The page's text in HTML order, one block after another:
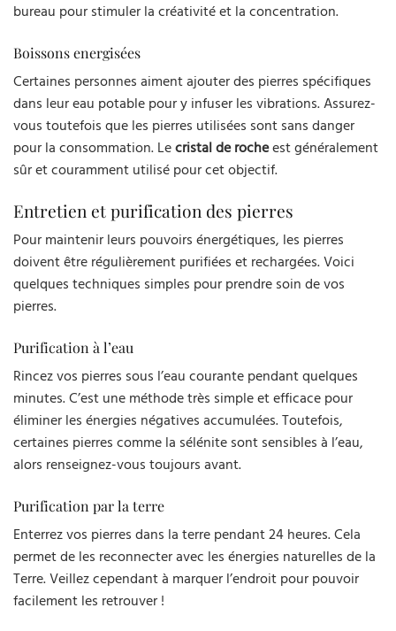
bureau pour stimuler la créativité et la concentration.
Boissons energisées
Certaines personnes aiment ajouter des pierres spécifiques
dans leur eau potable pour y infuser les vibrations. Assurez-
vous toutefois que les pierres utilisées sont sans danger
pour la consommation. Lecristal de rocheest généralement
sûr et couramment utilisé pour cet objectif.
Entretien et purification des pierres
Pour maintenir leurs pouvoirs énergétiques, les pierres
doivent être régulièrement purifiées et rechargées. Voici
quelques techniques simples pour prendre soin de vos
pierres.
Purification à l’eau
Rincez vos pierres sous l’eau courante pendant quelques
minutes. C’est une méthode très simple et efficace pour
éliminer les énergies négatives accumulées. Toutefois,
certaines pierres comme la sélénite sont sensibles à l’eau,
alors renseignez-vous toujours avant.
Purification par la terre
Enterrez vos pierres dans la terre pendant 24 heures. Cela
permet de les reconnecter avec les énergies naturelles de la
Terre. Veillez cependant à marquer l’endroit pour pouvoir
facilement les retrouver !